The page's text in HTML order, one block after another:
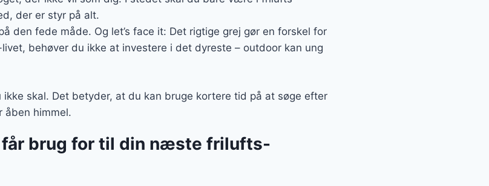
der er styr på alt.
den fede måde. Og let’s face it: Det rigtige grej gør en forskel for
behøver du ikke at investere i det dyreste – outdoor kan ung
skal. Det betyder, at du kan bruge kortere tid på at søge efter
åben himmel.
får brug for til din næste frilufts-